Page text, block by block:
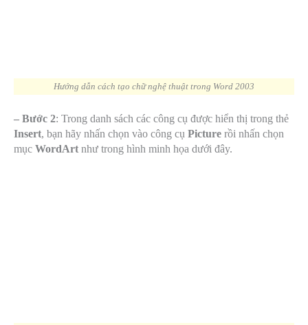
Hướng dẫn cách tạo chữ nghệ thuật trong Word 2003
– Bước 2: Trong danh sách các công cụ được hiển thị trong thẻ
Insert, bạn hãy nhấn chọn vào công cụ Picture rồi nhấn chọn
mục WordArt như trong hình minh họa dưới đây.